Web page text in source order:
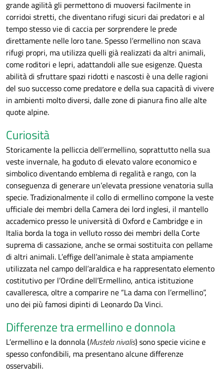
grande agilità gli permettono di muoversi facilmente in
corridoi stretti, che diventano rifugi sicuri dai predatori e al
tempo stesso vie di caccia per sorprendere le prede
direttamente nelle loro tane. Spesso l’ermellino non scava
rifugi propri, ma utilizza quelli già realizzati da altri animali,
come roditori e lepri, adattandoli alle sue esigenze. Questa
abilità di sfruttare spazi ridotti e nascosti è una delle ragioni
del suo successo come predatore e della sua capacità di vivere
in ambienti molto diversi, dalle zone di pianura fino alle alte
quote alpine.
Curiosità
Storicamente la pelliccia dell’ermellino, soprattutto nella sua
veste invernale, ha goduto di elevato valore economico e
simbolico diventando emblema di regalità e rango, con la
conseguenza di generare un’elevata pressione venatoria sulla
specie. Tradizionalmente il collo di ermellino compone la veste
ufficiale dei membri della Camera dei lord inglesi, il mantello
accademico presso le università di Oxford e Cambridge e in
Italia borda la toga in velluto rosso dei membri della Corte
suprema di cassazione, anche se ormai sostituita con pellame
di altri animali. L’effige dell’animale è stata ampiamente
utilizzata nel campo dell’araldica e ha rappresentato elemento
costitutivo per l’Ordine dell’Ermellino, antica istituzione
cavalleresca, oltre a comparire ne “La dama con l’ermellino”,
uno dei più famosi dipinti di Leonardo Da Vinci.
Differenze tra ermellino e donnola
L’ermellino e la donnola (Mustela nivalis) sono specie vicine e
spesso confondibili, ma presentano alcune differenze
osservabili.